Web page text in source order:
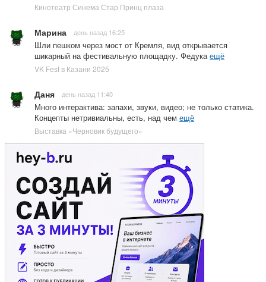
Кинотеатр Синема Стар Принц плаза
Марина день назад 16:25
Шли пешком через мост от Кремля, вид открывается
шикарный на фестивальную площадку. Федука ещё
VK Fest в Казани 2025
Даня день назад 11:40
Много интерактива: запахи, звуки, видео; не только статика.
Концепты нетривиальны, есть, над чем ещё
Выставка «Черновик будущего»